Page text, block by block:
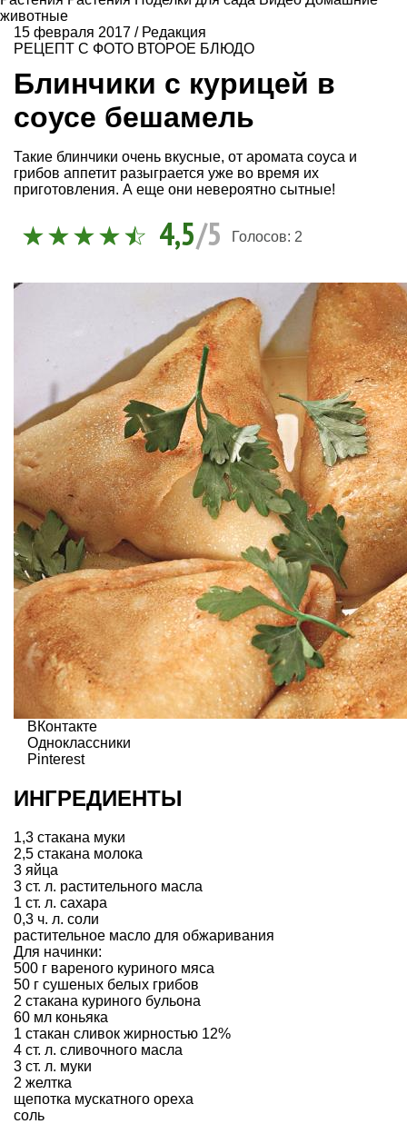
животные
15 февраля 2017 / Редакция
РЕЦЕПТ С ФОТО ВТОРОЕ БЛЮДО
Блинчики с курицей в
соусе бешамель
Такие блинчики очень вкусные, от аромата соуса и
грибов аппетит разыграется уже во время их
приготовления. А еще они невероятно сытные!
4,5/5 Голосов: 2
ВКонтакте
Одноклассники
Pinterest
ИНГРЕДИЕНТЫ
1,3 стакана муки
2,5 стакана молока
3 яйца
3 ст. л. растительного масла
1 ст. л. сахара
0,3 ч. л. соли
растительное масло для обжаривания
Для начинки:
500 г вареного куриного мяса
50 г сушеных белых грибов
2 стакана куриного бульона
60 мл коньяка
1 стакан сливок жирностью 12%
4 ст. л. сливочного масла
3 ст. л. муки
2 желтка
щепотка мускатного ореха
соль